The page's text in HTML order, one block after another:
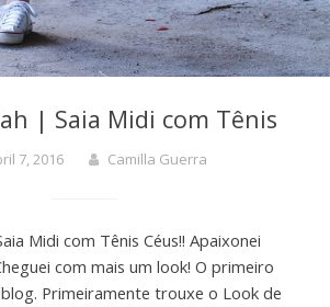
| Saia Midi com Tênis
7, 2016 Camilla Guerra
Midi com Tênis Céus!! Apaixonei
com mais um look! O primeiro
Primeiramente trouxe o Look de